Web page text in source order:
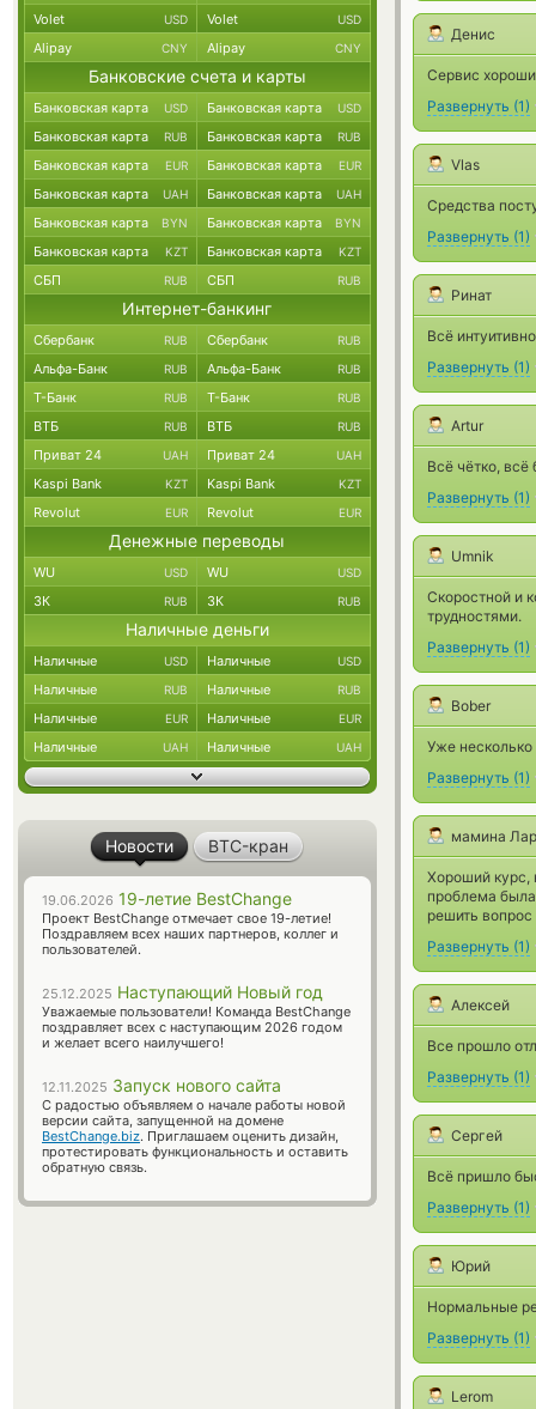
Денис
Сервис
Развернуть (1)
Vlas
Средства
Развернуть (1)
Ринат
Всё
Развернуть (1)
Artur
Всё чётко, всё
Развернуть (1)
Umnik
Скоростной и
трудностями.
Развернуть (1)
Bober
Уже несколько
Развернуть (1)
мамина
Хороший курс,
проблема
решить вопрос
Развернуть (1)
Алексей
Все прошло
Развернуть (1)
Сергей
Всё пришло
Развернуть (1)
Юрий
Нормальные
Развернуть (1)
Lerom
Volet USD Volet USD
Alipay CNY Alipay CNY
Банковские счета и карты
Банковская карта USD Банковская карта USD
Банковская карта RUB Банковская карта RUB
Банковская карта EUR Банковская карта EUR
Банковская карта UAH Банковская карта UAH
Банковская карта BYN Банковская карта BYN
Банковская карта KZT Банковская карта KZT
СБП RUB СБП RUB
Интернет-банкинг
Сбербанк RUB Сбербанк RUB
Альфа-Банк RUB Альфа-Банк RUB
Т-Банк RUB Т-Банк RUB
ВТБ RUB ВТБ RUB
Приват 24 UAH Приват 24 UAH
Kaspi Bank KZT Kaspi Bank KZT
Revolut EUR Revolut EUR
Денежные переводы
WU USD WU USD
ЗК RUB ЗК RUB
Наличные деньги
Наличные USD Наличные USD
Наличные RUB Наличные RUB
Наличные EUR Наличные EUR
Наличные UAH Наличные UAH
Новости BTC-кран
19.06.2026 19-летие BestChange
Проект BestChange отмечает свое 19-летие!
Поздравляем всех наших партнеров, коллег и
пользователей.
25.12.2025 Наступающий Новый год
Уважаемые пользователи! Команда BestChange
поздравляет всех с наступающим 2026 годом
и желает всего наилучшего!
12.11.2025 Запуск нового сайта
С радостью объявляем о начале работы новой
версии сайта, запущенной на домене
BestChange.biz. Приглашаем оценить дизайн,
протестировать функциональность и оставить
обратную связь.